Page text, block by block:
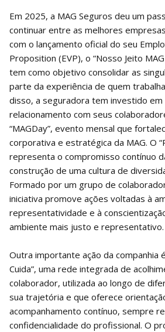
Em 2025, a MAG Seguros deu um
continuar entre as melhores
com o lançamento oficial do seu
Proposition (EVP), o “Nosso Jeito
tem como objetivo consolidar as
parte da experiência de quem
disso, a seguradora tem investido em
relacionamento com seus
“MAGDay”, evento mensal que
corporativa e estratégica da MAG. O
representa o compromisso contínuo
construção de uma cultura de
Formado por um grupo de
iniciativa promove ações voltadas à
representatividade e à
ambiente mais justo e representativo.
Outra importante ação da companhia
Cuida”, uma rede integrada de
colaborador, utilizada ao longo de
sua trajetória e que oferece
acompanhamento contínuo, sempre
confidencialidade do profissional. O